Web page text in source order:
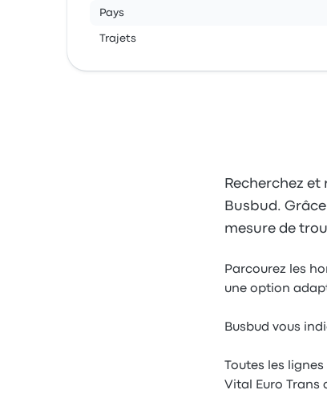
Pays
Trajets
Recherchez et
Busbud.
mesure de
Parcourez les
une option
Busbud vous
Toutes les
Vital Euro Trans